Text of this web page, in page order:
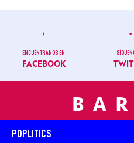
ENCUÉNTRANOS EN
FACEBOOK
POPLITICS